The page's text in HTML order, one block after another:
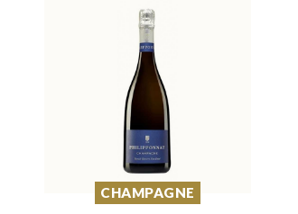
CHAMPAGNE